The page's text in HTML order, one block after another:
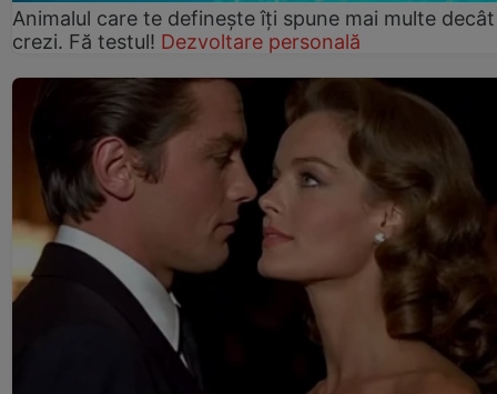
Animalul care te definește îți spune mai multe decât
crezi. Fă testul! Dezvoltare personală